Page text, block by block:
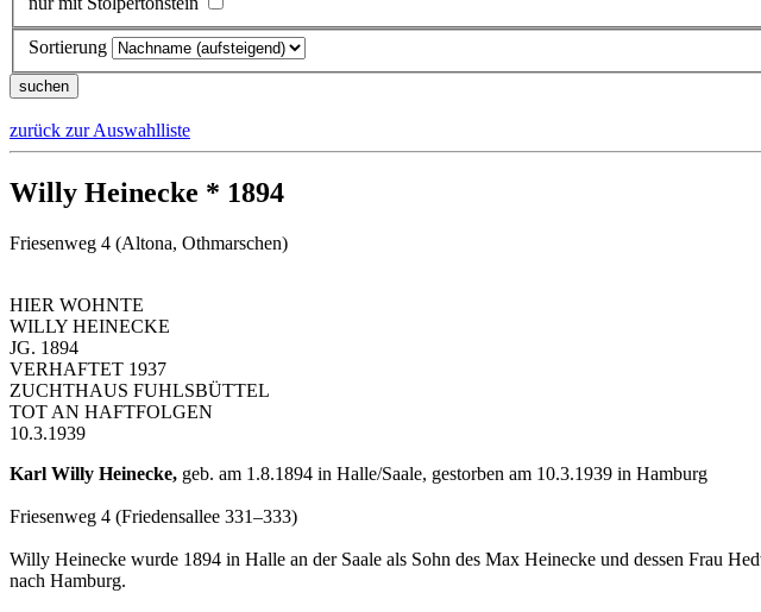
Sortierung
zurück zur Auswahlliste
Willy Heinecke * 1894
Friesenweg 4 (Altona, Othmarschen)
HIER WOHNTE
WILLY HEINECKE
JG. 1894
VERHAFTET 1937
ZUCHTHAUS FUHLSBÜTTEL
TOT AN HAFTFOLGEN
10.3.1939
Karl Willy Heinecke, geb. am 1.8.1894 in Halle/Saale, gestorben am 10.3.1939 in Hamburg
Friesenweg 4 (Friedensallee 331–333)
Willy Heinecke wurde 1894 in Halle an der Saale als Sohn des Max Heinecke und dessen Frau
nach Hamburg.